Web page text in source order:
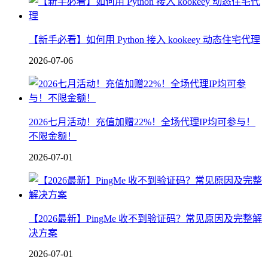
【新手必看】如何用 Python 接入 kookeey 动态住宅代理
2026-07-06
2026七月活动！充值加赠22%！全场代理IP均可参与！
不限金额！
2026-07-01
【2026最新】PingMe 收不到验证码？常见原因及完整解
决方案
2026-07-01